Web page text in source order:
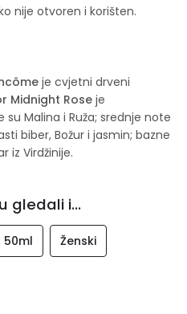
nije otvoren i korišten.
je cvjetni drveni
Midnight Rose je
su Malina i Ruža; srednje note
biber, Božur i jasmin; bazne
iz Virdžinije.
gledali i...
50ml Ženski